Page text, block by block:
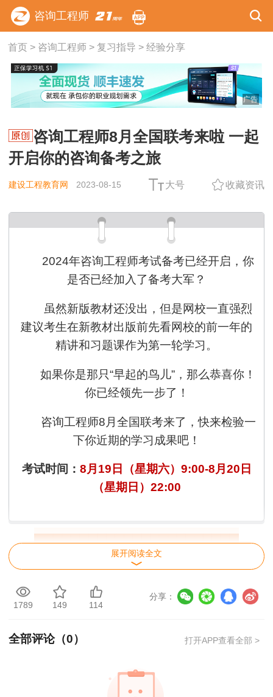
咨询工程师
首页> 咨询工程师> 复习指导 > 经验分享
广告
咨询工程师8月全国联考来啦 一起
开启你的咨询备考之旅
建设工程教育网 2023-08-15 大号 收藏资讯
2024年咨询工程师考试备考已经开启，你
是否已经加入了备考大军？
虽然新版教材还没出，但是网校一直强烈
建议考生在新教材出版前先看网校的前一年的
精讲和习题课作为第一轮学习。
如果你是那只“早起的鸟儿”，那么恭喜你！
你已经领先一步了！
咨询工程师8月全国联考来了，快来检验一
下你近期的学习成果吧！
考试时间： 8月19日（星期六）9:00-8月20日
（星期日）22:00
展开阅读全文
1789 149 114
分享：
全部评论（0） 打开APP查看全部 >